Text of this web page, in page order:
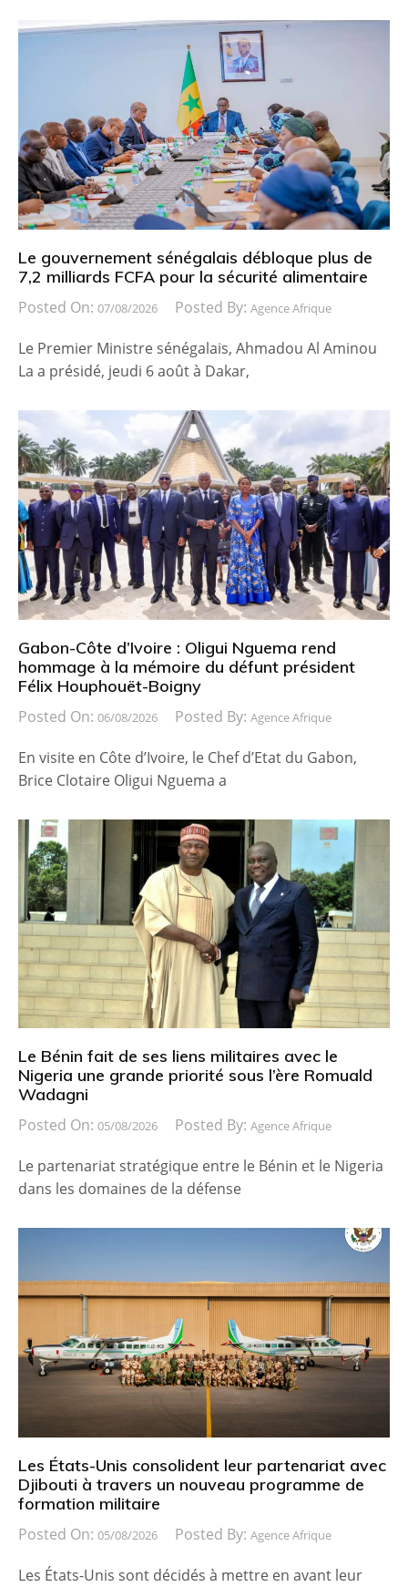
Le gouvernement sénégalais débloque plus de
7,2 milliards FCFA pour la sécurité alimentaire
Posted On: 07/08/2026 Posted By: Agence Afrique
Le Premier Ministre sénégalais, Ahmadou Al Aminou
La a présidé, jeudi 6 août à Dakar,
Gabon-Côte d’Ivoire : Oligui Nguema rend
hommage à la mémoire du défunt président
Félix Houphouët-Boigny
Posted On: 06/08/2026 Posted By: Agence Afrique
En visite en Côte d’Ivoire, le Chef d’Etat du Gabon,
Brice Clotaire Oligui Nguema a
Le Bénin fait de ses liens militaires avec le
Nigeria une grande priorité sous l’ère Romuald
Wadagni
Posted On: 05/08/2026 Posted By: Agence Afrique
Le partenariat stratégique entre le Bénin et le Nigeria
dans les domaines de la défense
Les États-Unis consolident leur partenariat avec
Djibouti à travers un nouveau programme de
formation militaire
Posted On: 05/08/2026 Posted By: Agence Afrique
Les États-Unis sont décidés à mettre en avant leur